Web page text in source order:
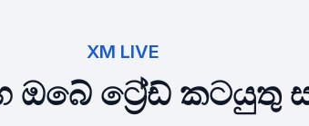
XM LIVE
ඔබේ ට්‍රේඩ් කටයුතු